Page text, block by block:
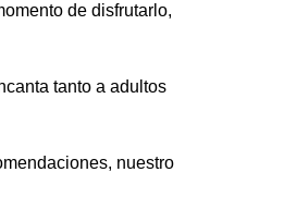
de disfrutarlo,
tanto a adultos
nuestro